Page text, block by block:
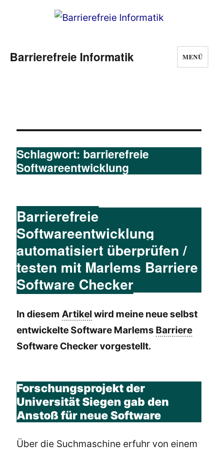
Barrierefreie Informatik MENÜ
Schlagwort: barrierefreie
Softwareentwicklung
Barrierefreie
Softwareentwicklung
automatisiert überprüfen /
testen mit Marlems Barriere
Software Checker
In diesem Artikel wird meine neue selbst
entwickelte Software Marlems Barriere
Software Checker vorgestellt.
Forschungsprojekt der
Universität Siegen gab den
Anstoß für neue Software
Über die Suchmaschine erfuhr von einem